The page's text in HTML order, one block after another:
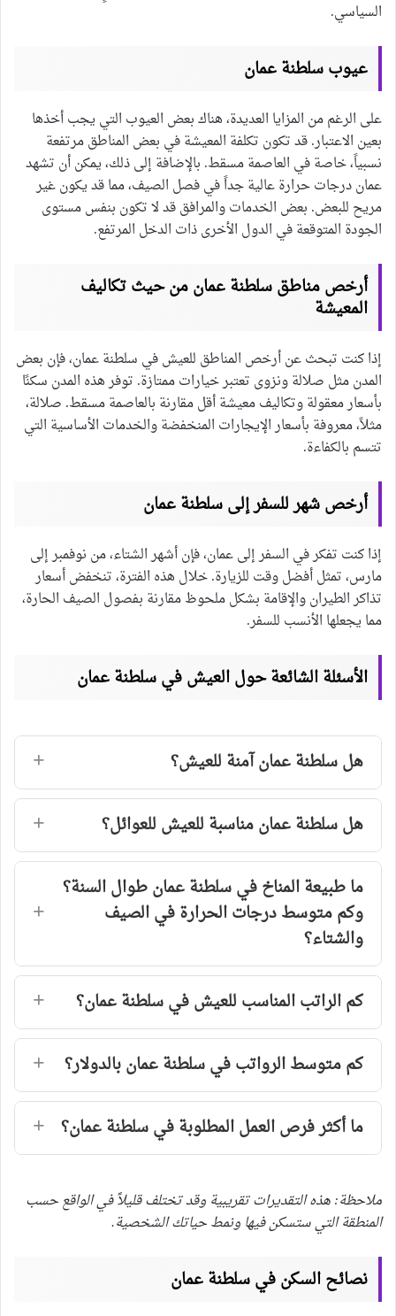
السياسي.
عيوب سلطنة عمان
على الرغم من المزايا العديدة، هناك بعض العيوب التي يجب أخذها
بعين الاعتبار. قد تكون تكلفة المعيشة في بعض المناطق مرتفعة
نسبياً، خاصة في العاصمة مسقط. بالإضافة إلى ذلك، يمكن أن تشهد
عمان درجات حرارة عالية جداً في فصل الصيف، مما قد يكون غير
مريح للبعض. بعض الخدمات والمرافق قد لا تكون بنفس مستوى
الجودة المتوقعة في الدول الأخرى ذات الدخل المرتفع.
أرخص مناطق سلطنة عمان من حيث تكاليف
المعيشة
إذا كنت تبحث عن أرخص المناطق للعيش في سلطنة عمان، فإن بعض
المدن مثل صلالة ونزوى تعتبر خيارات ممتازة. توفر هذه المدن سكنًا
بأسعار معقولة وتكاليف معيشة أقل مقارنة بالعاصمة مسقط. صلالة،
مثلاً، معروفة بأسعار الإيجارات المنخفضة والخدمات الأساسية التي
تتسم بالكفاءة.
أرخص شهر للسفر إلى سلطنة عمان
إذا كنت تفكر في السفر إلى عمان، فإن أشهر الشتاء، من نوفمبر إلى
مارس، تمثل أفضل وقت للزيارة. خلال هذه الفترة، تنخفض أسعار
تذاكر الطيران والإقامة بشكل ملحوظ مقارنة بفصول الصيف الحارة،
مما يجعلها الأنسب للسفر.
الأسئلة الشائعة حول العيش في سلطنة عمان
هل سلطنة عمان آمنة للعيش؟
هل سلطنة عمان مناسبة للعيش للعوائل؟
ما طبيعة المناخ في سلطنة عمان طوال السنة؟
وكم متوسط درجات الحرارة في الصيف
والشتاء؟
كم الراتب المناسب للعيش في سلطنة عمان؟
كم متوسط الرواتب في سلطنة عمان بالدولار؟
ما أكثر فرص العمل المطلوبة في سلطنة عمان؟
ملاحظة: هذه التقديرات تقريبية وقد تختلف قليلاً في الواقع حسب
المنطقة التي ستسكن فيها ونمط حياتك الشخصية.
نصائح السكن في سلطنة عمان